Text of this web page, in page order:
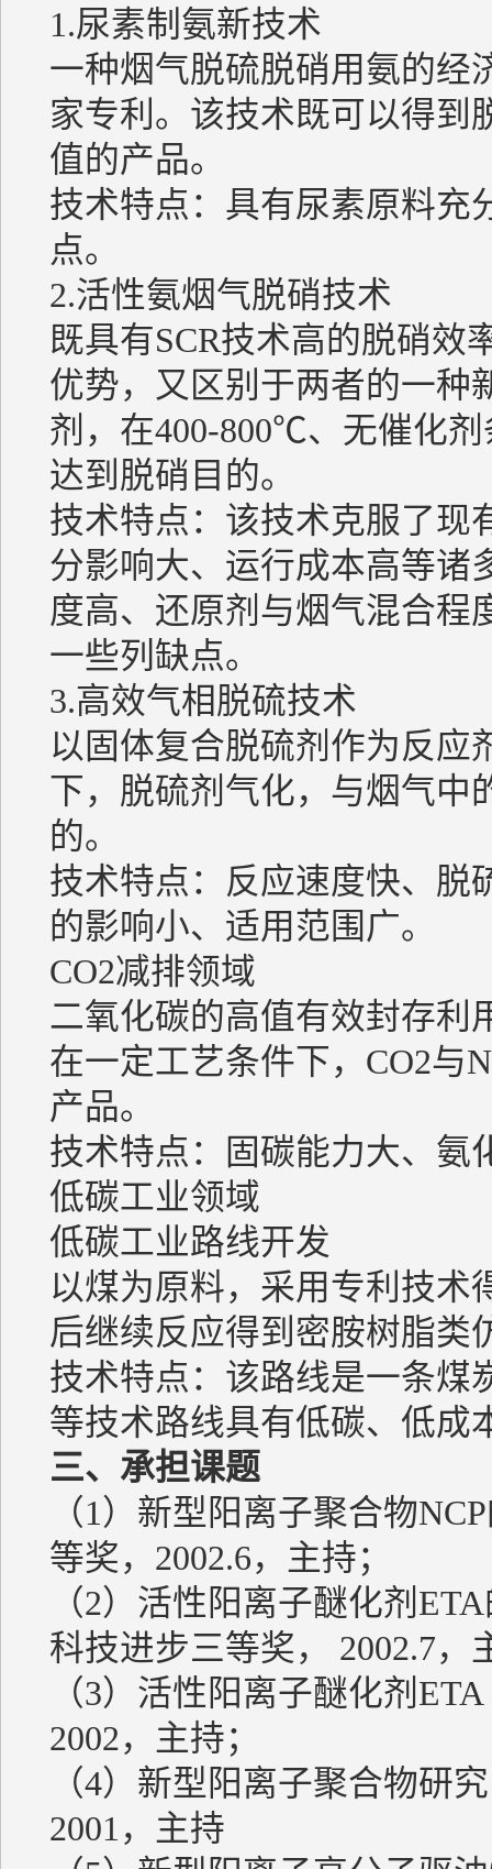
1.尿素制氨新技术
一种烟气脱硫脱硝用氨的经
家专利。该技术既可以得到
值的产品。
技术特点：具有尿素原料充
点。
2.活性氨烟气脱硝技术
既具有SCR技术高的脱硝效
优势，又区别于两者的一种
剂，在400-800℃、无催化
达到脱硝目的。
技术特点：该技术克服了现
分影响大、运行成本高等诸
度高、还原剂与烟气混合程
一些列缺点。
3.高效气相脱硫技术
以固体复合脱硫剂作为反应
下，脱硫剂气化，与烟气中
的。
技术特点：反应速度快、脱
的影响小、适用范围广。
CO2减排领域
二氧化碳的高值有效封存利
在一定工艺条件下，CO2与
产品。
技术特点：固碳能力大、氨
低碳工业领域
低碳工业路线开发
以煤为原料，采用专利技术
后继续反应得到密胺树脂类
技术特点：该路线是一条煤
等技术路线具有低碳、低成
三、承担课题
（1）新型阳离子聚合物
等奖，2002.6，主持；
（2）活性阳离子醚化剂
科技进步三等奖， 2002.7，
（3）活性阳离子醚化剂
2002，主持；
（4）新型阳离子聚合物研
2001，主持